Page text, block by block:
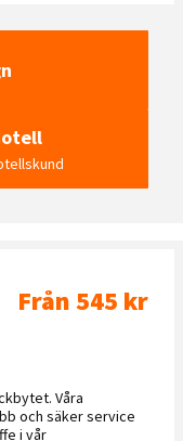
Från 545 kr
Våra
och säker service
i vår